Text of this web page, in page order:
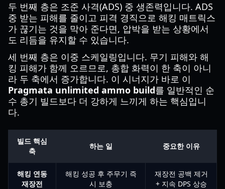
두 번째 층은 조준 사격(ADS) 중 생존력입니다. ADS
중 받는 피해를 줄이고 피격 경직으로 해킹 매트릭스
가 끊기는 것을 막아 준다면, 압박을 받는 상황에서
도 리듬을 유지할 수 있습니다.
세 번째 층은 이중 스케일링입니다. 무기 피해와 해
킹 피해가 함께 오르므로, 총합 화력이 한 축이 아니
라 두 축에서 증가합니다. 이 시너지가 바로 이
Pragmata unlimited ammo build를 일반적인 순
수 총기 빌드보다 더 강하게 느끼게 하는 핵심입니
다.
빌드 핵심
축
하는 일 중요한 이유
해킹 연동
재장전
해킹 성공 후 주무기 즉
시 보충
재장전 공백 제거
+ 지속 DPS 상승